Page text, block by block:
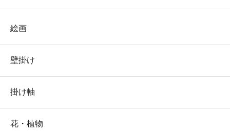
絵画
壁掛け
掛け軸
花・植物